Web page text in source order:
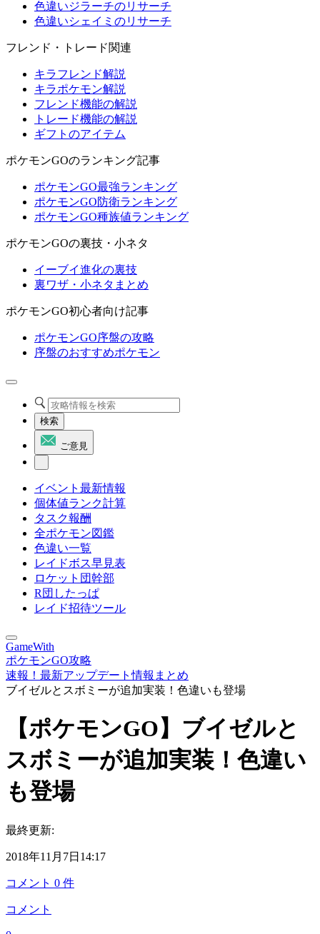
色違いジラーチのリサーチ
色違いシェイミのリサーチ
フレンド・トレード関連
キラフレンド解説
キラポケモン解説
フレンド機能の解説
トレード機能の解説
ギフトのアイテム
ポケモンGOのランキング記事
ポケモンGO最強ランキング
ポケモンGO防衛ランキング
ポケモンGO種族値ランキング
ポケモンGOの裏技・小ネタ
イーブイ進化の裏技
裏ワザ・小ネタまとめ
ポケモンGO初心者向け記事
ポケモンGO序盤の攻略
序盤のおすすめポケモン
検索
ご意見
イベント最新情報
個体値ランク計算
タスク報酬
全ポケモン図鑑
色違い一覧
レイドボス早見表
ロケット団幹部
R団したっぱ
レイド招待ツール
GameWith
ポケモンGO攻略
速報！最新アップデート情報まとめ
ブイゼルとスボミーが追加実装！色違いも登場
【ポケモンGO】ブイゼルと
スボミーが追加実装！色違い
も登場
最終更新:
2018年11月7日14:17
コメント 0 件
コメント